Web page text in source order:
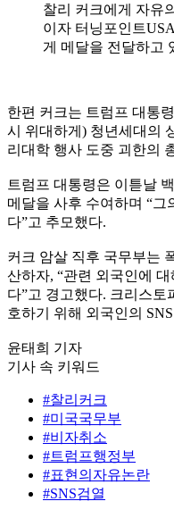
찰리 커크에게 자유
이자 터닝포인트
게 메달을 전달하고
한편 커크는 트럼프 대통
시 위대하게) 청년세대의
리대학 행사 도중 괴한의
트럼프 대통령은 이튿날
메달을 사후 수여하며 “그
다”고 추모했다.
커크 암살 직후 국무부는
산하자, “관련 외국인에
다”고 경고했다. 크리스토
호하기 위해 외국인의
윤태희 기자
기사 속 키워드
#찰리커크
#미국국무부
#비자취소
#트럼프행정부
#표현의자유논란
#SNS검열